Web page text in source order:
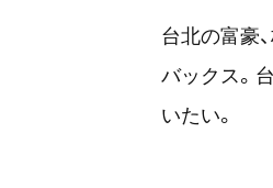
台北の富豪
バックス。
いたい。